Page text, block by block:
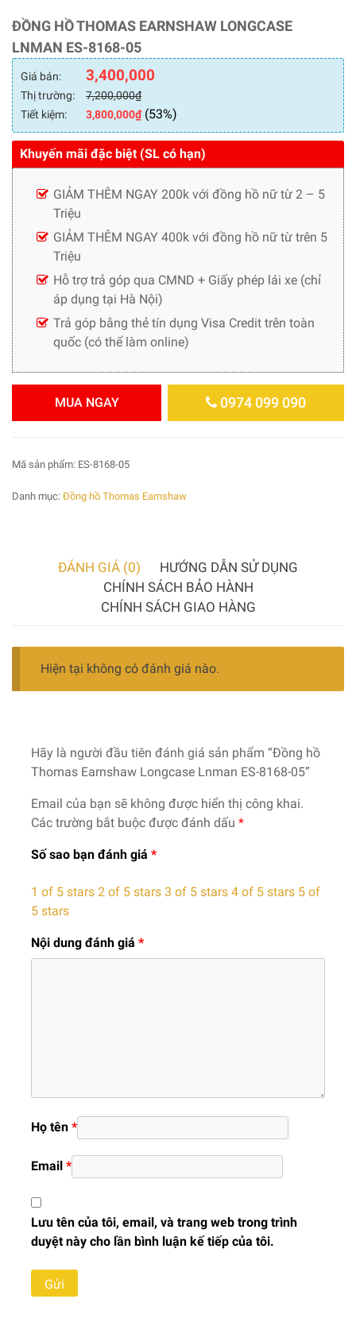
ĐỒNG HỒ THOMAS EARNSHAW LONGCASE
LNMAN ES-8168-05
Giá bán: 3,400,000
Thị trường: 7,200,000₫
Tiết kiệm:
3,800,000₫(53%)
Khuyến mãi đặc biệt (SL có hạn)
GIẢM THÊM NGAY 200k với đồng hồ nữ từ 2 – 5
Triệu
GIẢM THÊM NGAY 400k với đồng hồ nữ từ trên 5
Triệu
Hỗ trợ trả góp qua CMND + Giấy phép lái xe (chỉ
áp dụng tại Hà Nội)
Trả góp bằng thẻ tín dụng Visa Credit trên toàn
quốc (có thể làm online)
MUA NGAY 0974 099 090
Mã sản phẩm: ES-8168-05
Danh mục: Đồng hồ Thomas Earnshaw
ĐÁNH GIÁ (0)
HƯỚNG DẪN SỬ DỤNG
CHÍNH SÁCH BẢO HÀNH
CHÍNH SÁCH GIAO HÀNG
Hiện tại không có đánh giá nào.
Hãy là người đầu tiên đánh giá sản phẩm “Đồng hồ
Thomas Earnshaw Longcase Lnman ES-8168-05”
Email của bạn sẽ không được hiển thị công khai.
Các trường bắt buộc được đánh dấu *
Số sao bạn đánh giá *
1 of 5 stars 2 of 5 stars 3 of 5 stars 4 of 5 stars 5 of
5 stars
Nội dung đánh giá *
Họ tên *
Email *
Lưu tên của tôi, email, và trang web trong trình
duyệt này cho lần bình luận kế tiếp của tôi.